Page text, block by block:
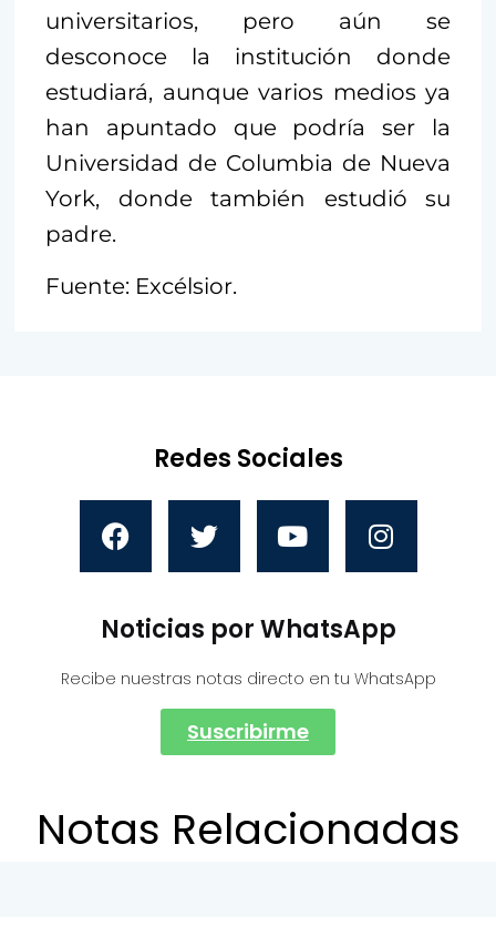
universitarios, pero aún se
desconoce la institución donde
estudiará, aunque varios medios ya
han apuntado que podría ser la
Universidad de Columbia de Nueva
York, donde también estudió su
padre.
Fuente: Excélsior.
Redes Sociales
Noticias por WhatsApp
Recibe nuestras notas directo en tu WhatsApp
Suscribirme
Notas Relacionadas